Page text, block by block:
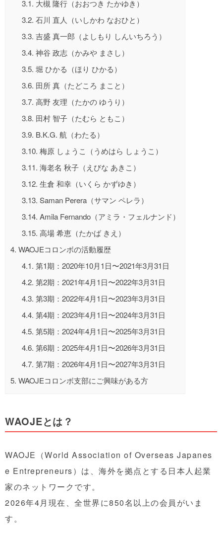
3.1. 大槻 隆行（おおつき たかゆき）
3.2. 石川 直人（いしかわ なおひと）
3.3. 吉盛 真一郎（よしもり しんいちろう）
3.4. 神谷 政志（かみや まさし）
3.5. 堀 ひかる（ほり ひかる）
3.6. 田所 真（たどころ まこと）
3.7. 高野 友理（たかの ゆうり）
3.8. 田村 智子（たむら ともこ）
3.9. B.K.G. 航（わたる）
3.10. 梅原 しょうこ（うめはら しょうこ）
3.11. 海老名 秋子（えびな あきこ）
3.12. 生倉 和幸（いくら かずゆき）
3.13. Saman Perera（サマン ペレラ）
3.14. Amila Fernando（アミラ・フェルナンド）
3.15. 高場 希恵（たかば きえ）
4. WAOJEコロンボの活動履歴
4.1. 第1期：2020年10月1日〜2021年3月31日
4.2. 第2期：2021年4月1日〜2022年3月31日
4.3. 第3期：2022年4月1日〜2023年3月31日
4.4. 第4期：2023年4月1日〜2024年3月31日
4.5. 第5期：2024年4月1日〜2025年3月31日
4.6. 第6期：2025年4月1日〜2026年3月31日
4.7. 第7期：2026年4月1日〜2027年3月31日
5. WAOJEコロンボ支部にご興味がある方
WAOJEとは？
WAOJE（World Association of Overseas Japanes
e Entrepreneurs）は、海外を拠点とする日本人起業
家のネットワークです。
2026年4月現在、全世界に850名以上の会員がいま
す。